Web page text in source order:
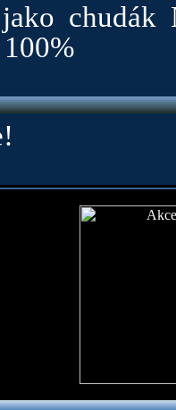
chudák